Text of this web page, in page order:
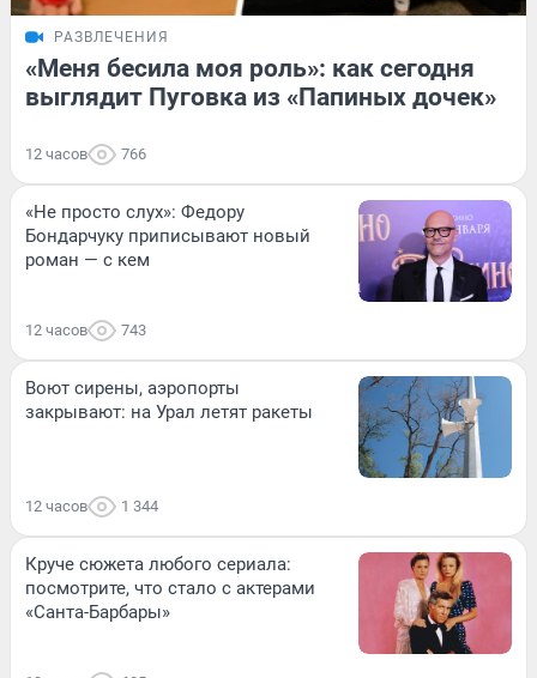
РАЗВЛЕЧЕНИЯ
«Меня бесила моя роль»: как сегодня
выглядит Пуговка из «Папиных дочек»
12 часов 766
«Не просто слух»: Федору
Бондарчуку приписывают новый
роман — с кем
12 часов 743
Воют сирены, аэропорты
закрывают: на Урал летят ракеты
12 часов 1 344
Круче сюжета любого сериала:
посмотрите, что стало с актерами
«Санта-Барбары»